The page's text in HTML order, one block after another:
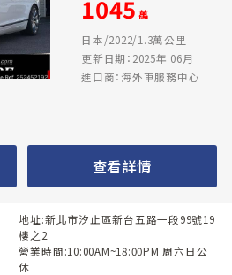
1045 萬
日本/2022/1.3萬公里
更新日期：2025年 06月
進口商：海外車服務中心
查看詳情
地址:新北市汐止區新台五路一段99號19
樓之2
營業時間:10:00AM~18:00PM 周六日公
休